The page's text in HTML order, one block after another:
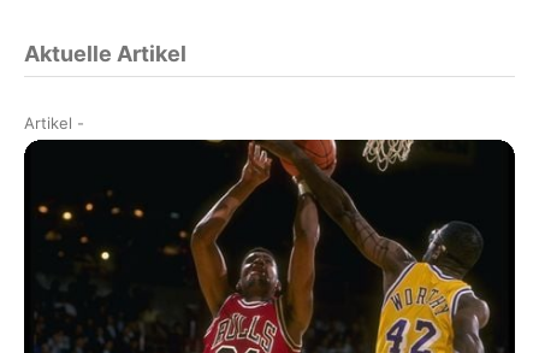
Aktuelle Artikel
Artikel -